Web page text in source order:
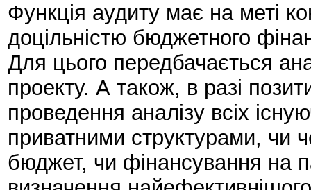
Функція аудиту має на меті
доцільністю бюджетного
Для цього передбачається
проекту. А також, в разі
проведення аналізу всіх
приватними структурами, чи
бюджет, чи фінансування на